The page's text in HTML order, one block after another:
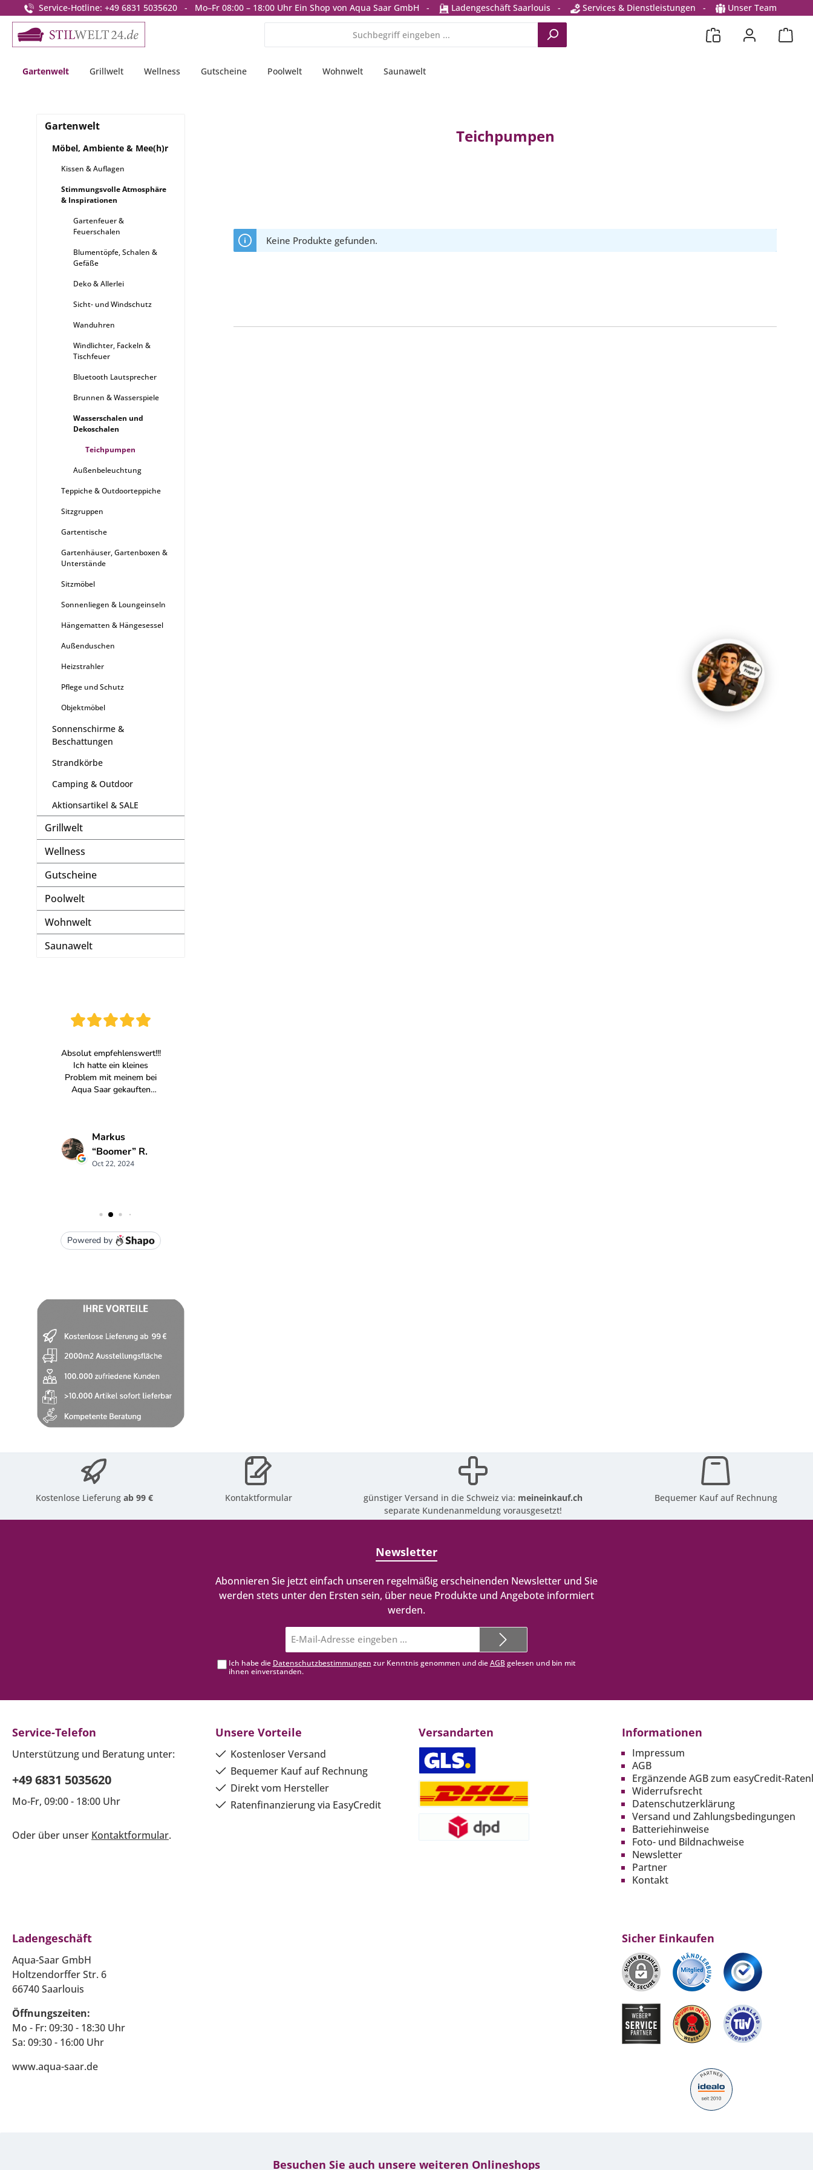
Zur Hauptnavigation springen
Service-Hotline: +49 6831 5035620 - Mo–Fr 08:00 – 18:00 Uhr Ein Shop von Aqua Saar GmbH - Ladengeschäft Saarlouis - Services & Dienstleistungen - Unser Team
Gartenwelt Grillwelt Wellness Gutscheine Poolwelt Wohnwelt Saunawelt
Gartenwelt
Möbel, Ambiente & Mee(h)r
Kissen & Auflagen
Stimmungsvolle Atmosphäre
& Inspirationen
Gartenfeuer &
Feuerschalen
Blumentöpfe, Schalen &
Gefäße
Deko & Allerlei
Sicht- und Windschutz
Wanduhren
Windlichter, Fackeln &
Tischfeuer
Bluetooth Lautsprecher
Brunnen & Wasserspiele
Wasserschalen und
Dekoschalen
Teichpumpen
Außenbeleuchtung
Teppiche & Outdoorteppiche
Sitzgruppen
Gartentische
Gartenhäuser, Gartenboxen &
Unterstände
Sitzmöbel
Sonnenliegen & Loungeinseln
Hängematten & Hängesessel
Außenduschen
Heizstrahler
Pflege und Schutz
Objektmöbel
Sonnenschirme &
Beschattungen
Strandkörbe
Camping & Outdoor
Aktionsartikel & SALE
Grillwelt
Wellness
Gutscheine
Poolwelt
Wohnwelt
Saunawelt
Teichpumpen
Keine Produkte gefunden.
Kostenlose Lieferungab 99 € Kontaktformular günstiger Versand in die Schweiz via: meineinkauf.ch
separate Kundenanmeldung vorausgesetzt!
Bequemer Kauf auf Rechnung
Newsletter
Abonnieren Sie jetzt einfach unseren regelmäßig erscheinenden Newsletter und Sie
werden stets unter den Ersten sein, über neue Produkte und Angebote informiert
werden.
Mail-
Adresse*
Ich habe die Datenschutzbestimmungen zur Kenntnis genommen und dieAGBgelesen und bin mit
ihnen einverstanden.
Service-Telefon
Unterstützung und Beratung unter:
+49 6831 5035620
Mo-Fr, 09:00 - 18:00 Uhr
Oder über unser Kontaktformular.
Unsere Vorteile
Kostenloser Versand
Bequemer Kauf auf Rechnung
Direkt vom Hersteller
Ratenfinanzierung via EasyCredit
Versandarten Informationen
Impressum
AGB
Ergänzende AGB zum easyCredit-
Widerrufsrecht
Datenschutzerklärung
Versand und Zahlungsbedingungen
Batteriehinweise
Foto- und Bildnachweise
Newsletter
Partner
Kontakt
Ladengeschäft
Aqua-Saar GmbH
Holtzendorffer Str. 6
66740 Saarlouis
Öffnungszeiten:
Mo - Fr: 09:30 - 18:30 Uhr
Sa: 09:30 - 16:00 Uhr
www.aqua-saar.de
Sicher Einkaufen
Besuchen Sie auch unsere weiteren Onlineshops